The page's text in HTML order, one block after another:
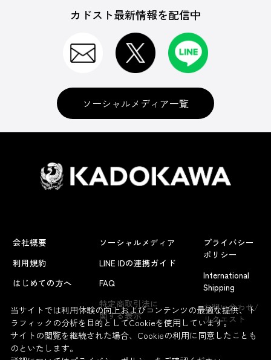
よくあるお問い合わせ
カドスト最新情報を配信中
ソーシャルメディア一覧
会社概要
利用規約
はじめての方へ
ソーシャルメディア
LINE IDの連携ガイド
FAQ
特定商取引法に
関する表示
プライバシー
ポリシー
International
Shipping
お問い合わせ/
リクエスト
当サイトでは利用体験の向上およびコンテンツの最適な提供、ト
ラフィックの分析を目的としてCookieを使用しています。
サイトの閲覧を継続された場合、Cookieの利用に同意したことも
のといたします。